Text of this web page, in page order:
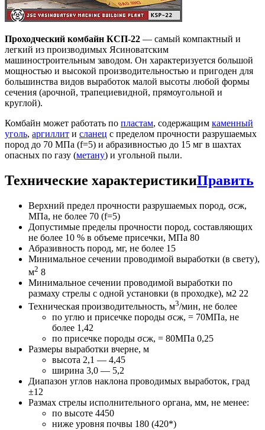
Проходческий комбайн КСП-22 — самый компактный и
легкий из производимых Ясиноватским
машиностроительным заводом. Он характеризуется большой
мощностью и высокой производительностью и пригоден для
большинства видов выработок малой высоты любой формы
сечения (арочной, трапециевидной, прямоугольной и
круглой).
Комбайн может работать по пластам, содержащим каменный
уголь, аргиллит и сланец с пределом прочности разрушаемых
пород до 70 МПа (f=5) и абразивностью до 15 мг в шахтах
опасных по газу (метану) и угольной пыли.
Технические характеристикиПравить
Верхний предел прочности разрушаемых пород, σсж,
МПа, не более 70 (f=5)
Допустимые пределы прочности пород, составляющих
не более 10 % в объеме присечки, МПа 80
Абразивность пород, мг, не более 15
Минимальное сечении проводимой выработки (в свету),
м2 8
Минимальное сечении проводимой выработки по
размаху стрелы с одной установки (в проходке), м2 22
Техническая производительность, м3/мин, не более
по углю и присечке породы σсж, = 70МПа, не
более 1,42
по присечке породы σсж, = 80МПа 0,25
Размеры выработки вчерне, м
высота 2,1 — 4,45
ширина 3,0 — 5,2
Диапазон углов наклона проводимых выработок, град
±12
Размах стрелы исполнительного органа, мм, не менее:
по высоте 4450
ниже уровня почвы 180 (420*)